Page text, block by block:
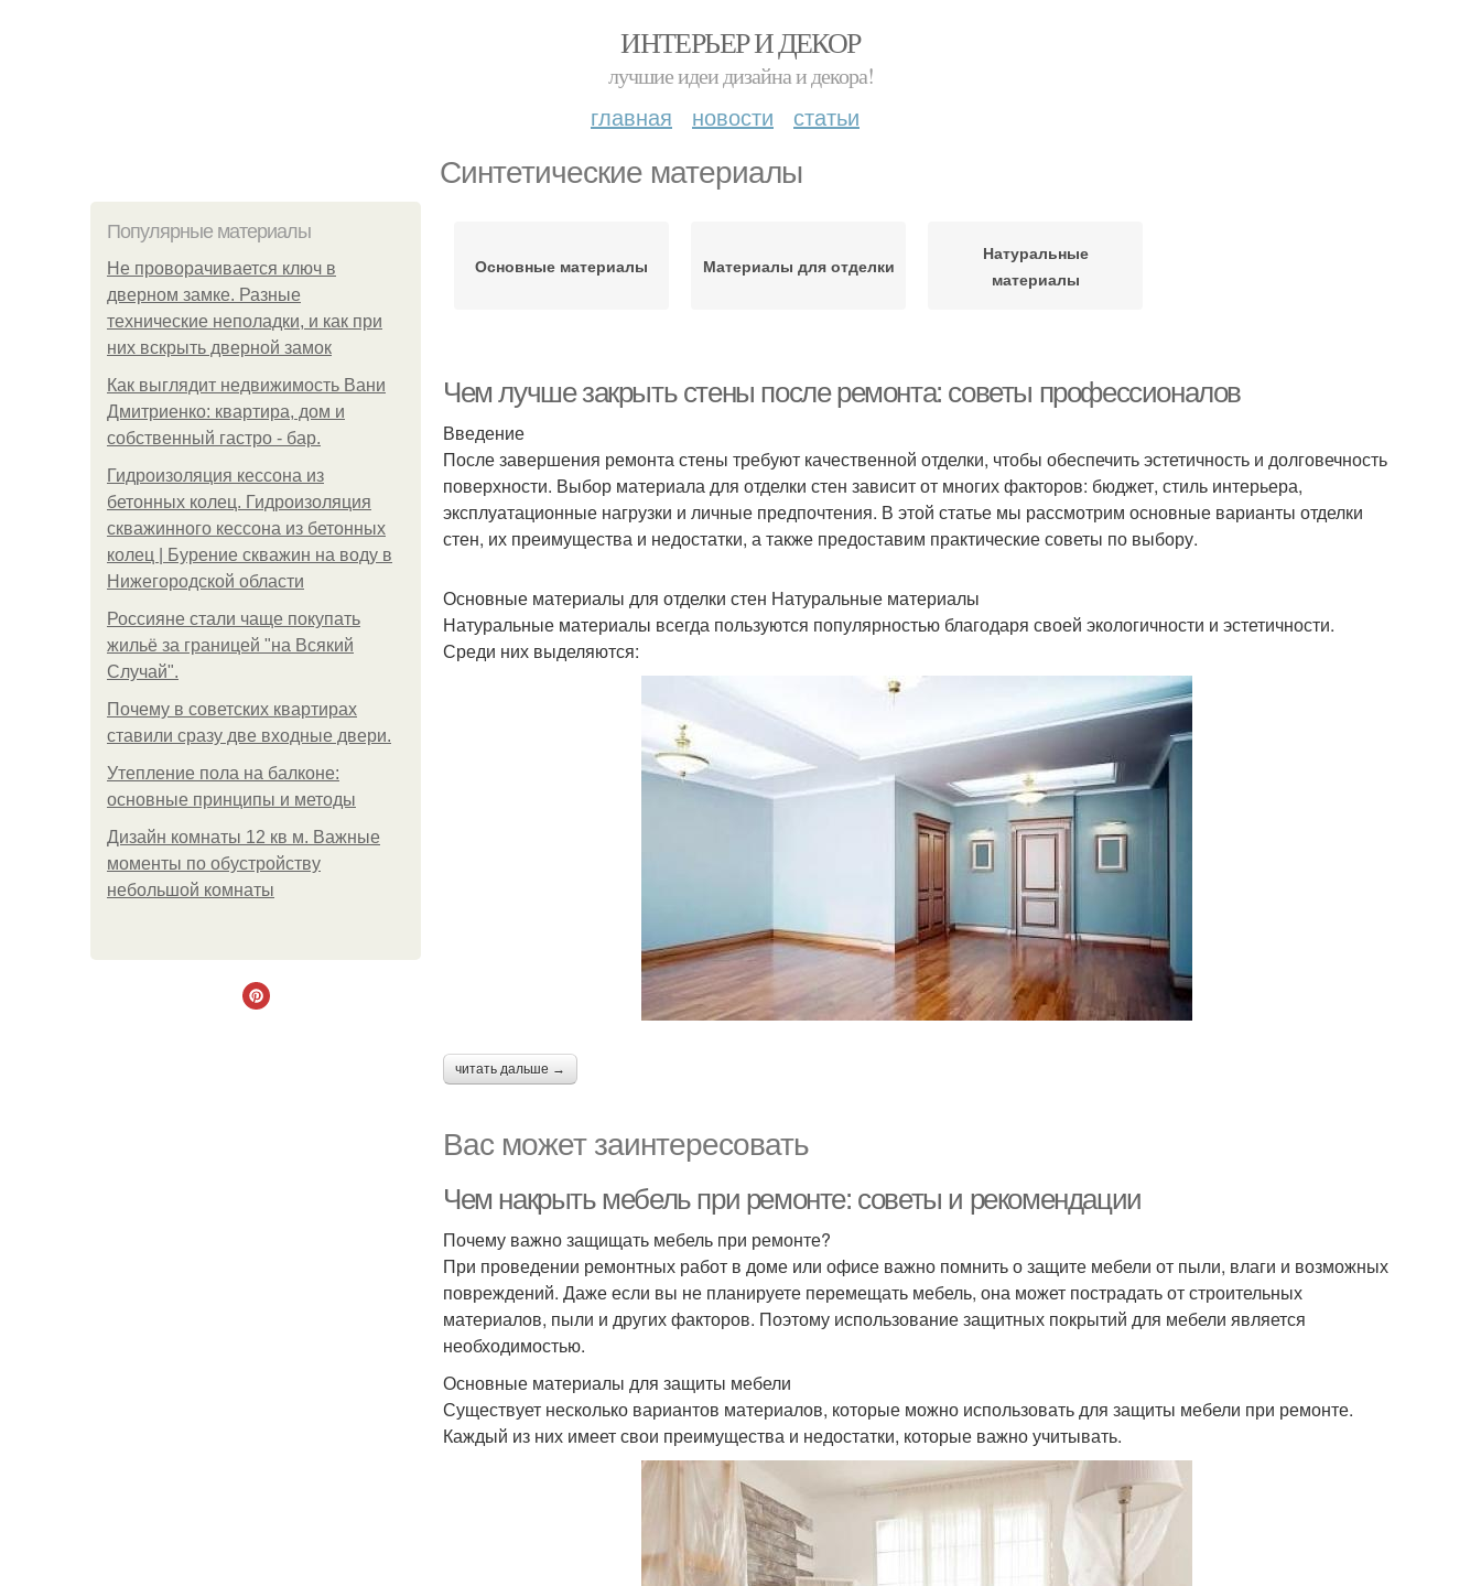
ИНТЕРЬЕР И ДЕКОР
лучшие идеи дизайна и декора!
главная новости статьи
Синтетические материалы
Популярные материалы
Не проворачивается ключ в
дверном замке. Разные
технические неполадки, и как при
них вскрыть дверной замок
Как выглядит недвижимость Вани
Дмитриенко: квартира, дом и
собственный гастро - бар.
Гидроизоляция кессона из
бетонных колец. Гидроизоляция
скважинного кессона из бетонных
колец | Бурение скважин на воду в
Нижегородской области
Россияне стали чаще покупать
жильё за границей "на Всякий
Случай".
Почему в советских квартирах
ставили сразу две входные двери.
Утепление пола на балконе:
основные принципы и методы
Дизайн комнаты 12 кв м. Важные
моменты по обустройству
небольшой комнаты
Основные материалы Материалы для отделки
Натуральные
материалы
Чем лучше закрыть стены после ремонта: советы профессионалов
Введение
После завершения ремонта стены требуют качественной отделки, чтобы обеспечить эстетичность и долговечность
поверхности. Выбор материала для отделки стен зависит от многих факторов: бюджет, стиль интерьера,
эксплуатационные нагрузки и личные предпочтения. В этой статье мы рассмотрим основные варианты отделки
стен, их преимущества и недостатки, а также предоставим практические советы по выбору.
Основные материалы для отделки стен Натуральные материалы
Натуральные материалы всегда пользуются популярностью благодаря своей экологичности и эстетичности.
Среди них выделяются:
читать дальше →
Вас может заинтересовать
Чем накрыть мебель при ремонте: советы и рекомендации
Почему важно защищать мебель при ремонте?
При проведении ремонтных работ в доме или офисе важно помнить о защите мебели от пыли, влаги и возможных
повреждений. Даже если вы не планируете перемещать мебель, она может пострадать от строительных
материалов, пыли и других факторов. Поэтому использование защитных покрытий для мебели является
необходимостью.
Основные материалы для защиты мебели
Существует несколько вариантов материалов, которые можно использовать для защиты мебели при ремонте.
Каждый из них имеет свои преимущества и недостатки, которые важно учитывать.